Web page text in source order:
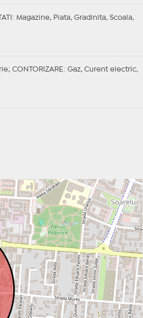
: Magazine, Piata, Gradinita, Scoala,
CONTORIZARE : Gaz, Curent electric,